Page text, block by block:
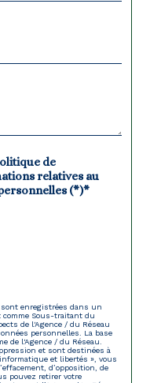
de
relatives au
(*)*
enregistrées dans un
Sous-traitant du
de l'Agence / du Réseau
personnelles. La base
de l'Agence / du Réseau.
et sont destinées à
et libertés », vous
d’opposition, de
pouvez retirer votre